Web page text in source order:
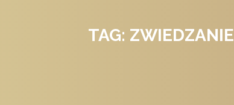
TAG: ZWIEDZANIE